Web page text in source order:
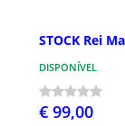
STOCK Rei
DISPONÍVEL
€ 99,00